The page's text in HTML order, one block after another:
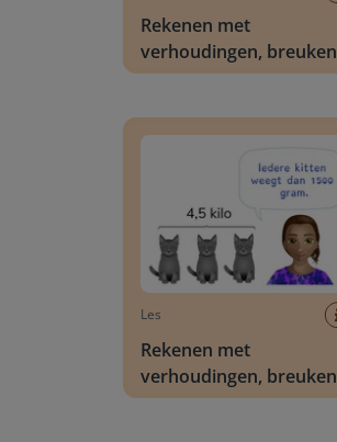
Rekenen met
verhoudingen, breuken
en percentages via
Les
Rekenen met
verhoudingen, breuken
en percentages via